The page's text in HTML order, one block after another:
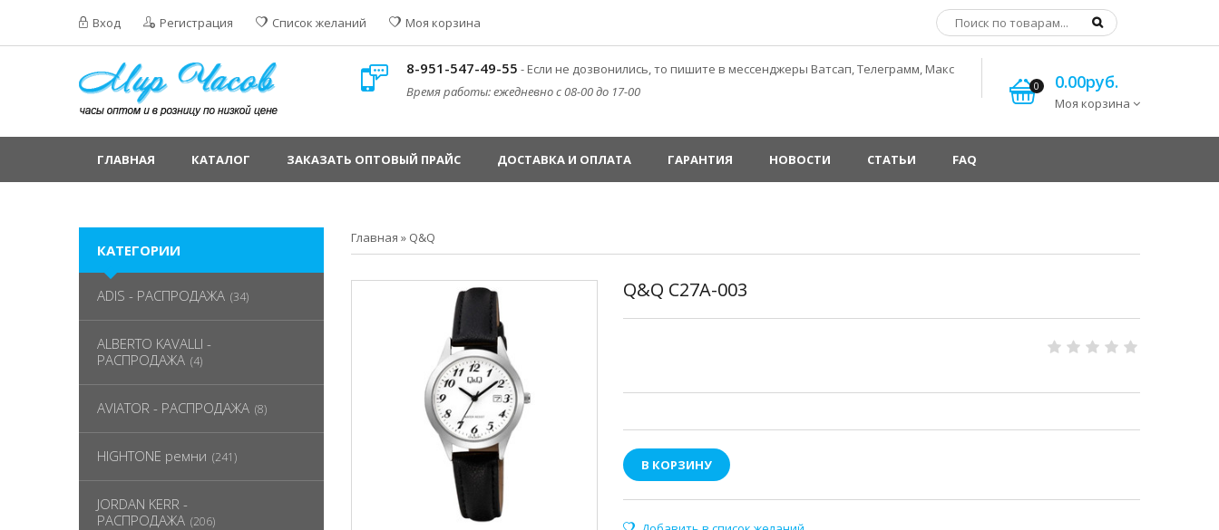
Вход Регистрация Список желаний Моя корзина
8-951-547-49-55 - Если не дозвонились, то пишите в мессенджеры Ватсап, Телеграмм, Макс
Время работы: ежедневно с 08-00 до 17-00
0 0.00руб.
Моя корзина
ГЛАВНАЯ КАТАЛОГ ЗАКАЗАТЬ ОПТОВЫЙ ПРАЙС ДОСТАВКА И ОПЛАТА ГАРАНТИЯ НОВОСТИ СТАТЬИ FAQ
Главная » Q&Q
Q&Q C27A-003
В КОРЗИНУ
КАТЕГОРИИ
ADIS - РАСПРОДАЖА (34)
ALBERTO KAVALLI -
РАСПРОДАЖА (4)
AVIATOR - РАСПРОДАЖА (8)
HIGHTONE ремни (241)
JORDAN KERR -
РАСПРОДАЖА (206)